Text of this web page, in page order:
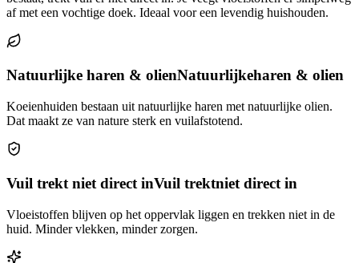
af met een vochtige doek. Ideaal voor een levendig huishouden.
Natuurlijke haren & olienNatuurlijkeharen & olien
Koeienhuiden bestaan uit natuurlijke haren met natuurlijke olien.
Dat maakt ze van nature sterk en vuilafstotend.
Vuil trekt niet direct inVuil trektniet direct in
Vloeistoffen blijven op het oppervlak liggen en trekken niet in de
huid. Minder vlekken, minder zorgen.